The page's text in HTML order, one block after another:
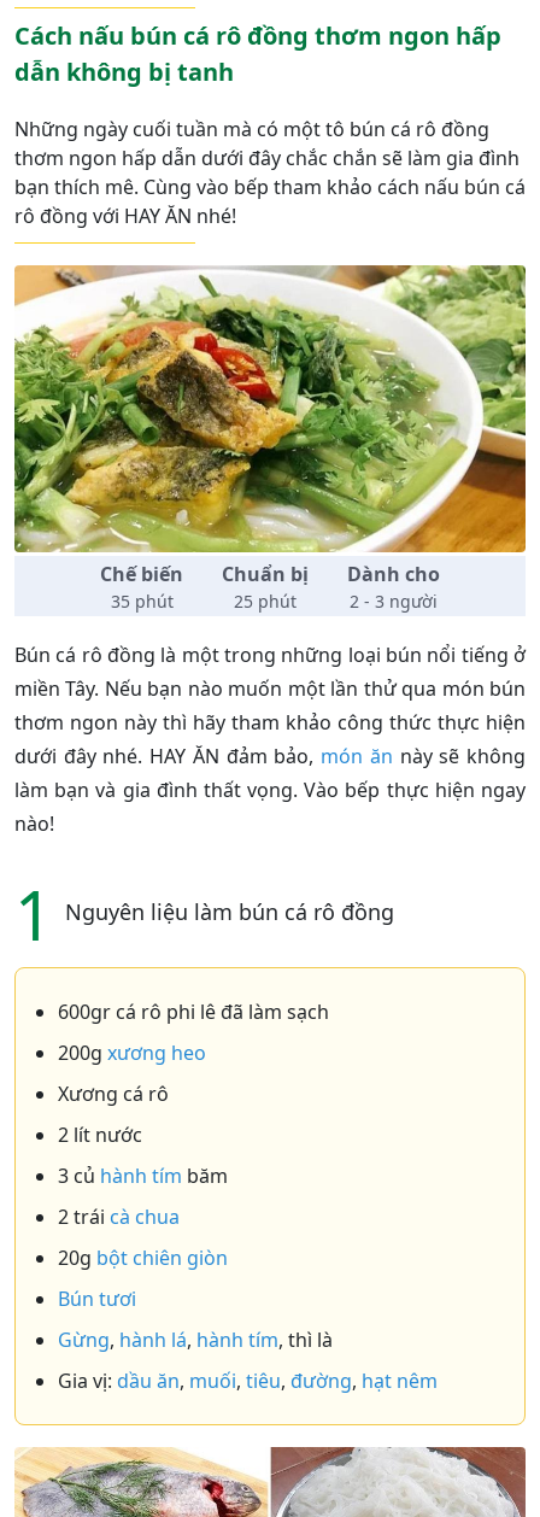
Cách nấu bún cá rô đồng thơm ngon hấp
dẫn không bị tanh
Những ngày cuối tuần mà có một tô bún cá rô đồng
thơm ngon hấp dẫn dưới đây chắc chắn sẽ làm gia đình
bạn thích mê. Cùng vào bếp tham khảo cách nấu bún cá
rô đồng với HAY ĂN nhé!
Chế biến
35 phút
Chuẩn bị
25 phút
Dành cho
2 - 3 người
Bún cá rô đồng là một trong những loại bún nổi tiếng ở
miền Tây. Nếu bạn nào muốn một lần thử qua món bún
thơm ngon này thì hãy tham khảo công thức thực hiện
dưới đây nhé. HAY ĂN đảm bảo, món ăn này sẽ không
làm bạn và gia đình thất vọng. Vào bếp thực hiện ngay
nào!
1 Nguyên liệu làm bún cá rô đồng
600gr cá rô phi lê đã làm sạch
200g xương heo
Xương cá rô
2 lít nước
3 củ hành tím băm
2 trái cà chua
20g bột chiên giòn
Bún tươi
Gừng, hành lá, hành tím, thì là
Gia vị: dầu ăn, muối, tiêu, đường, hạt nêm